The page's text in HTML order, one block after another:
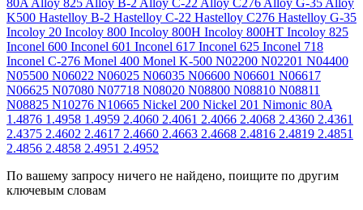
80A Alloy 825 Alloy B-2 Alloy C-22 Alloy C276 Alloy G-35 Alloy
K500 Hastelloy B-2 Hastelloy C-22 Hastelloy C276 Hastelloy G-35
Incoloy 20 Incoloy 800 Incoloy 800H Incoloy 800HT Incoloy 825
Inconel 600 Inconel 601 Inconel 617 Inconel 625 Inconel 718
Inconel C-276 Monel 400 Monel K-500 N02200 N02201 N04400
N05500 N06022 N06025 N06035 N06600 N06601 N06617
N06625 N07080 N07718 N08020 N08800 N08810 N08811
N08825 N10276 N10665 Nickel 200 Nickel 201 Nimonic 80A
1.4876 1.4958 1.4959 2.4060 2.4061 2.4066 2.4068 2.4360 2.4361
2.4375 2.4602 2.4617 2.4660 2.4663 2.4668 2.4816 2.4819 2.4851
2.4856 2.4858 2.4951 2.4952
По вашему запросу ничего не найдено, поищите по другим
ключевым словам